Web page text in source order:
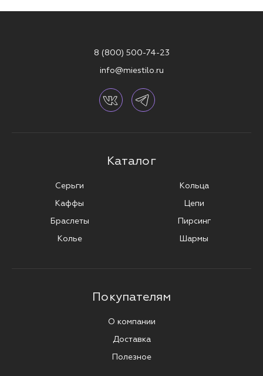
8 (800) 500-74-23
info@miestilo.ru
Каталог
Серьги
Каффы
Браслеты
Колье
Кольца
Цепи
Пирсинг
Шармы
Покупателям
О компании
Доставка
Полезное